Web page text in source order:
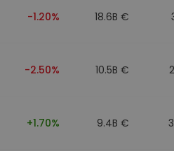
-1.20% 18.6B €
-2.50% 10.5B €
+1.70% 9.4B €